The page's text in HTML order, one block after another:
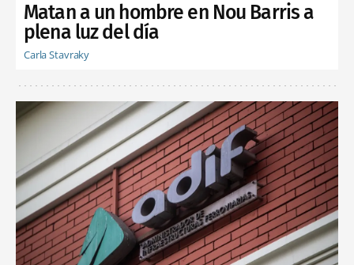
Matan a un hombre en Nou Barris a
plena luz del día
Carla Stavraky